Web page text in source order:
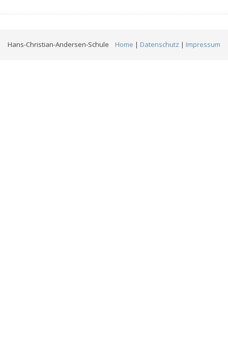
Hans-Christian-Andersen-Schule Home | Datenschutz | Impressum